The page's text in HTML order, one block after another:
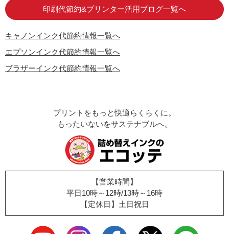
印刷代節約&プリンター活用ブログ一覧へ
キャノンインク代節約情報一覧へ
エプソンインク代節約情報一覧へ
ブラザーインク代節約情報一覧へ
プリントをもっと快適らくらくに。
もったいないをサステナブルへ。
【営業時間】
平日10時～12時/13時～16時
【定休日】土日祝日